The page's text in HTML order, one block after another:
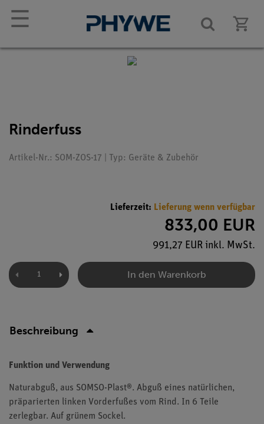
☰
Rinderfuss
Artikel-Nr.: SOM-ZOS-17 | Typ: Geräte & Zubehör
Lieferzeit: Lieferung wenn verfügbar
833,00 EUR
991,27 EUR inkl. MwSt.
In den Warenkorb
Beschreibung
Funktion und Verwendung
Naturabguß, aus SOMSO-Plast®. Abguß eines natürlichen,
präparierten linken Vorderfußes vom Rind. In 6 Teile
zerlegbar. Auf grünem Sockel.